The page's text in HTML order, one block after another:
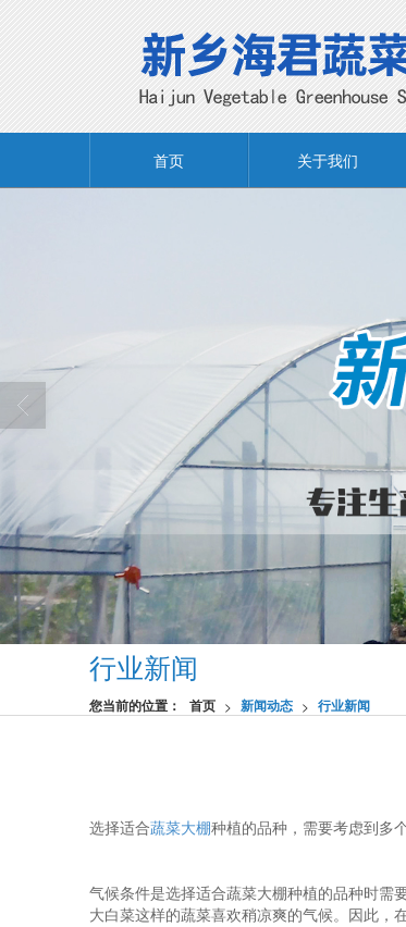
首页 关于我们
行业新闻
您当前的位置： 首页 > 新闻动态 > 行业新闻
选择适合蔬菜大棚种植的品种，需要考虑到多
气候条件是选择适合蔬菜大棚种植的品种时需
大白菜这样的蔬菜喜欢稍凉爽的气候。因此，